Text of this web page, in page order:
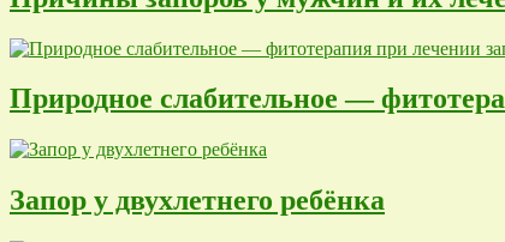
Природное слабительное —
Запор у двухлетнего ребёнка